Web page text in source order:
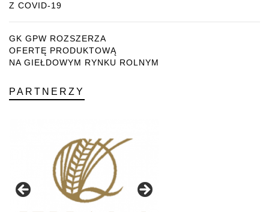
Z COVID-19
GK GPW ROZSZERZA
OFERTĘ PRODUKTOWĄ
NA GIEŁDOWYM RYNKU ROLNYM
PARTNERZY